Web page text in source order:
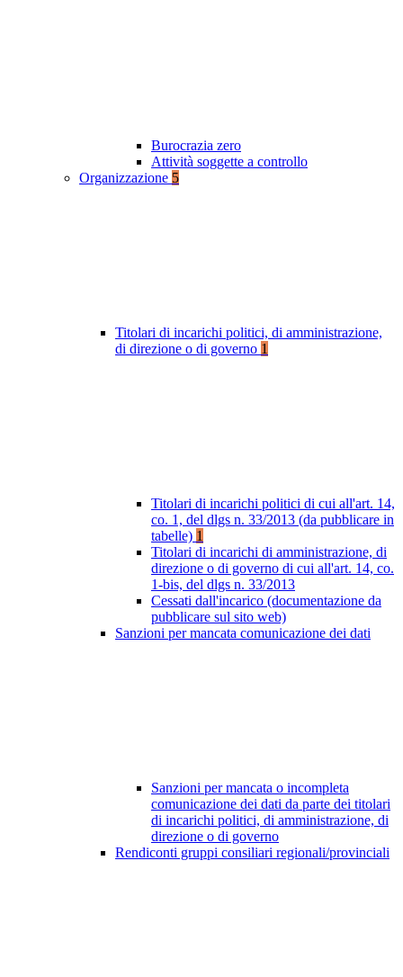
Burocrazia zero
Attività soggette a controllo
Organizzazione 5
Titolari di incarichi politici, di amministrazione,
di direzione o di governo 1
Titolari di incarichi politici di cui all'art. 14,
co. 1, del dlgs n. 33/2013 (da pubblicare in
tabelle) 1
Titolari di incarichi di amministrazione, di
direzione o di governo di cui all'art. 14, co.
1-bis, del dlgs n. 33/2013
Cessati dall'incarico (documentazione da
pubblicare sul sito web)
Sanzioni per mancata comunicazione dei dati
Sanzioni per mancata o incompleta
comunicazione dei dati da parte dei titolari
di incarichi politici, di amministrazione, di
direzione o di governo
Rendiconti gruppi consiliari regionali/provinciali